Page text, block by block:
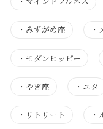
・ みずがめ座 ・
・ モダンヒッピー
・ やぎ座 ・ ユタ
・ リトリート ・